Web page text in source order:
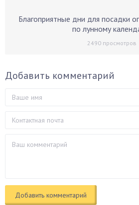
Благоприятные дни для посадки
по лунному
2490просмотров
Добавить комментарий